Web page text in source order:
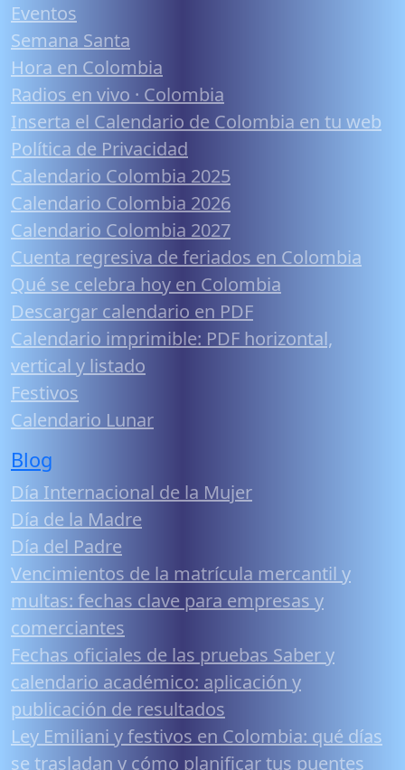
Eventos
Semana Santa
Hora en Colombia
Radios en vivo · Colombia
Inserta el Calendario de Colombia en tu web
Política de Privacidad
Calendario Colombia 2025
Calendario Colombia 2026
Calendario Colombia 2027
Cuenta regresiva de feriados en Colombia
Qué se celebra hoy en Colombia
Descargar calendario en PDF
Calendario imprimible: PDF horizontal,
vertical y listado
Festivos
Calendario Lunar
Blog
Día Internacional de la Mujer
Día de la Madre
Día del Padre
Vencimientos de la matrícula mercantil y
multas: fechas clave para empresas y
comerciantes
Fechas oficiales de las pruebas Saber y
calendario académico: aplicación y
publicación de resultados
Ley Emiliani y festivos en Colombia: qué días
se trasladan y cómo planificar tus puentes